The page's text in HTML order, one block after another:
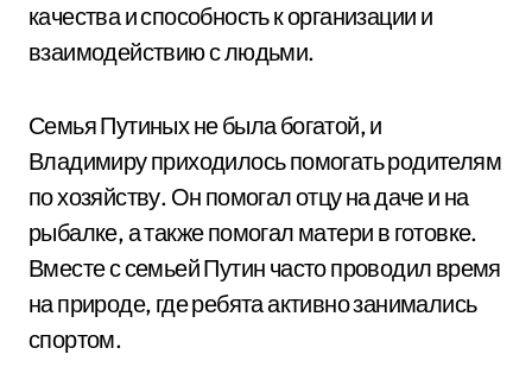
качества и способность к организации и
взаимодействию с людьми.
Семья Путиных не была богатой, и
Владимиру приходилось помогать родителям
по хозяйству. Он помогал отцу на даче и на
рыбалке, а также помогал матери в готовке.
Вместе с семьей Путин часто проводил время
на природе, где ребята активно занимались
спортом.